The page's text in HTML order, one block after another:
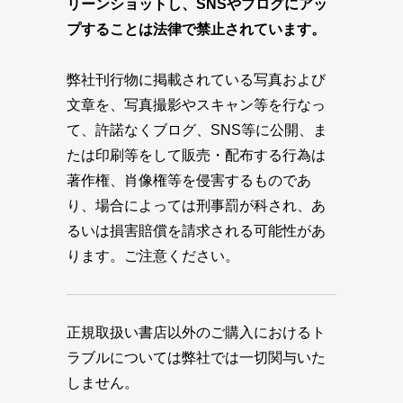
リーンショットし、SNSやブログにアッ
プすることは法律で禁止されています。
弊社刊行物に掲載されている写真および
文章を、写真撮影やスキャン等を行なっ
て、許諾なくブログ、SNS等に公開、ま
たは印刷等をして販売・配布する行為は
著作権、肖像権等を侵害するものであ
り、場合によっては刑事罰が科され、あ
るいは損害賠償を請求される可能性があ
ります。ご注意ください。
正規取扱い書店以外のご購入におけるト
ラブルについては弊社では一切関与いた
しません。